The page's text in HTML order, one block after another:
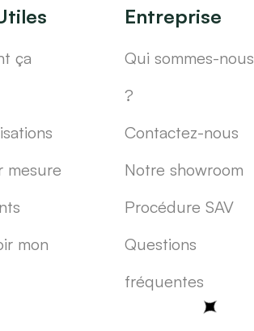
ça
mesure
mon
Entreprise
Qui sommes-nous
?
Contactez-nous
Notre showroom
Procédure SAV
Questions
fréquentes